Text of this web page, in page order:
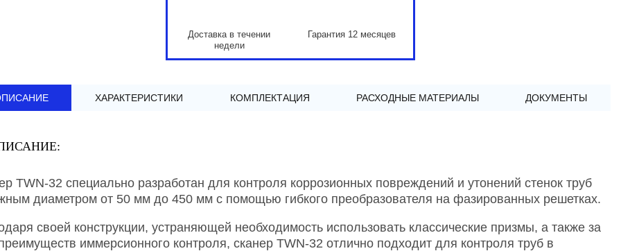
Доставка в течении
недели
Гарантия 12 месяцев
ХАРАКТЕРИСТИКИ КОМПЛЕКТАЦИЯ РАСХОДНЫЕ МАТЕРИАЛЫ ДОКУМЕНТЫ
TWN-32 специально разработан для контроля коррозионных повреждений и утонений стенок труб
диаметром от 50 мм до 450 мм с помощью гибкого преобразователя на фазированных решетках.
своей конструкции, устраняющей необходимость использовать классические призмы, а также за
иммерсионного контроля, сканер TWN-32 отлично подходит для контроля труб в